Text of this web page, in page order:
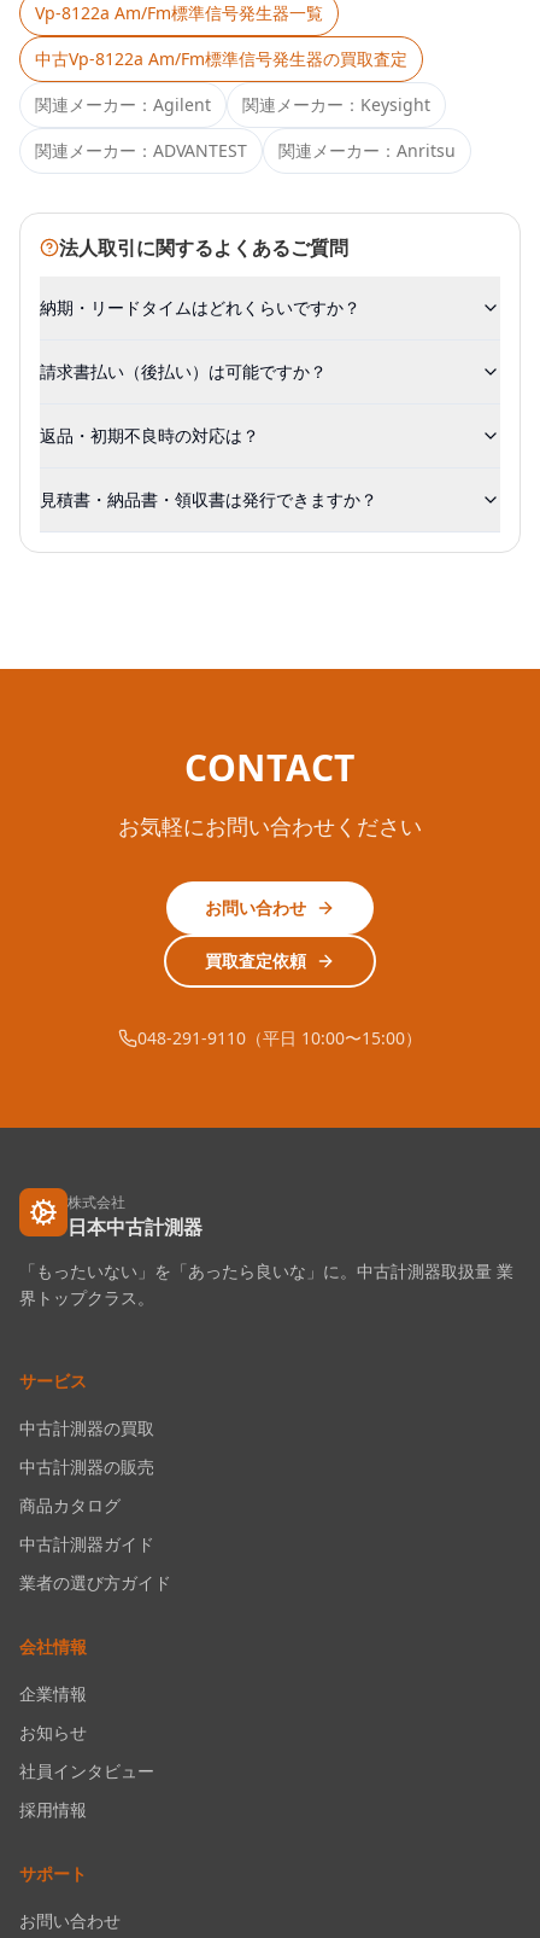
Vp-8122a Am/Fm標準信号発生器一覧
中古Vp-8122a Am/Fm標準信号発生器の買取査定
関連メーカー： Agilent 関連メーカー： Keysight
関連メーカー： ADVANTEST 関連メーカー： Anritsu
法人取引に関するよくあるご質問
納期・リードタイムはどれくらいですか？
請求書払い（後払い）は可能ですか？
返品・初期不良時の対応は？
見積書・納品書・領収書は発行できますか？
CONTACT
お気軽にお問い合わせください
お問い合わせ
買取査定依頼
048-291-9110（平日 10:00〜15:00）
株式会社
日本中古計測器
「もったいない」を「あったら良いな」に。中古計測器取扱量 業
界トップクラス。
サービス
中古計測器の買取
中古計測器の販売
商品カタログ
中古計測器ガイド
業者の選び方ガイド
会社情報
企業情報
お知らせ
社員インタビュー
採用情報
サポート
お問い合わせ